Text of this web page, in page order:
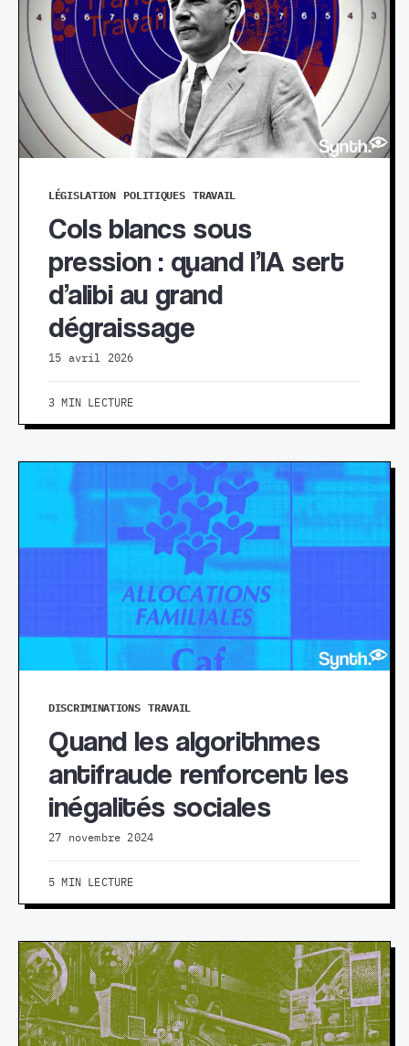
LÉGISLATION POLITIQUES TRAVAIL
Cols blancs sous
pression : quand l’IA sert
d’alibi au grand
dégraissage
15 avril 2026
3 MIN LECTURE
DISCRIMINATIONS TRAVAIL
Quand les algorithmes
antifraude renforcent les
inégalités sociales
27 novembre 2024
5 MIN LECTURE